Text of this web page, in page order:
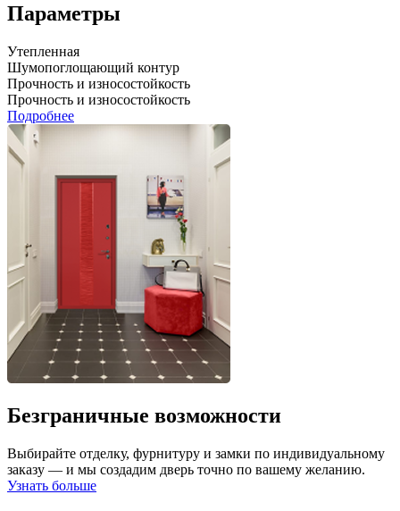
Параметры
Утепленная
Шумопоглощающий контур
Прочность и износостойкость
Прочность и износостойкость
Подробнее
Безграничные возможности
Выбирайте отделку, фурнитуру и замки по индивидуальному
заказу — и мы создадим дверь точно по вашему желанию.
Узнать больше